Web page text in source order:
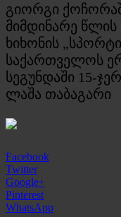
გიორგი
მიმდინარე
ხიხონის
საქართველოს
სეგუნდაში 15-
ლაშა თაბაგარი
Facebook
Twitter
Google+
Pinterest
WhatsApp